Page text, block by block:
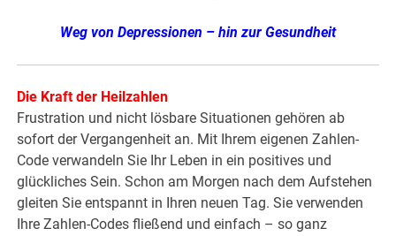
Weg von Depressionen – hin zur Gesundheit
Die Kraft der Heilzahlen
Frustration und nicht lösbare Situationen gehören ab
sofort der Vergangenheit an. Mit Ihrem eigenen Zahlen-
Code verwandeln Sie Ihr Leben in ein positives und
glückliches Sein. Schon am Morgen nach dem Aufstehen
gleiten Sie entspannt in Ihren neuen Tag. Sie verwenden
Ihre Zahlen-Codes fließend und einfach – so ganz